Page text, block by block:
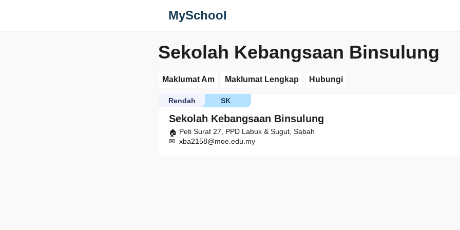
MySchool
Sekolah Kebangsaan Binsulung
Maklumat Am Maklumat Lengkap Hubungi
Sekolah Kebangsaan Binsulung
SK
Rendah
Peti Surat 27, PPD Labuk & Sugut, Sabah
xba2158@moe.edu.my